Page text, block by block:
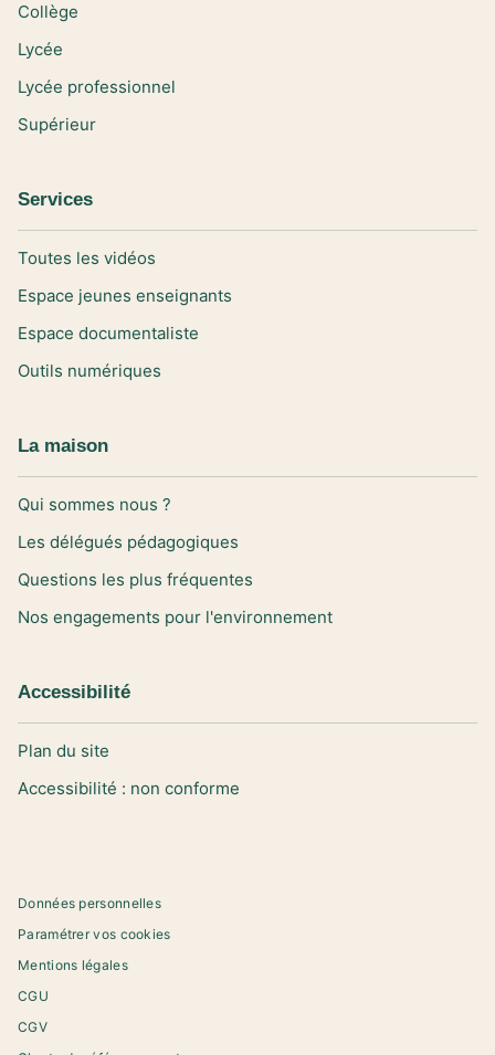
Collège
Lycée
Lycée professionnel
Supérieur
Services
Toutes les vidéos
Espace jeunes enseignants
Espace documentaliste
Outils numériques
La maison
Qui sommes nous ?
Les délégués pédagogiques
Questions les plus fréquentes
Nos engagements pour l'environnement
Accessibilité
Plan du site
Accessibilité : non conforme
Données personnelles
Paramétrer vos cookies
Mentions légales
CGU
CGV